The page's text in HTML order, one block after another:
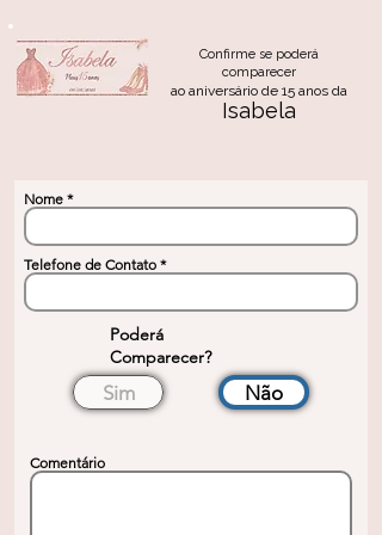
Confirme se poderá
comparecer
ao aniversário de 15 anos da
Isabela
Nome
Telefone de Contato
Poderá
Comparecer?
Sim Não
Comentário